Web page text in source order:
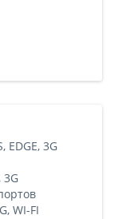
EDGE, 3G
3G
WI-FI